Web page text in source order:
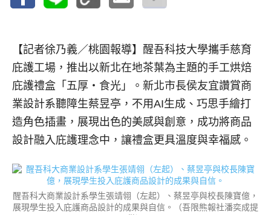
【記者徐乃義／桃園報導】 醒吾科技大學攜手慈育
庇護工場，推出以新北在地茶葉為主題的手工烘焙
庇護禮盒「五厚‧食光」。新北市長侯友宜讚賞商
業設計系聽障生蔡昱亭，不用AI生成、巧思手繪打
造角色插畫，展現出色的美感與創意，成功將商品
設計融入庇護理念中，讓禮盒更具溫度與幸福感。
醒吾科大商業設計系學生張靖翎（左起）、蔡昱亭與校長陳寶億，
展現學生投入庇護商品設計的成果與自信。（吾限熊報社潘奕成提